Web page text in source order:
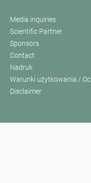
Media inquiries
Scientific Partner
Sponsors
Contact
Nadruk
Warunki użytkowania /
Disclaimer